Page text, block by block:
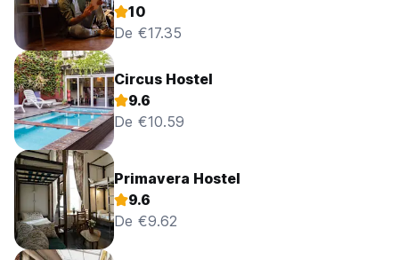
10
De €17.35
Circus Hostel
9.6
De €10.59
Primavera Hostel
9.6
De €9.62